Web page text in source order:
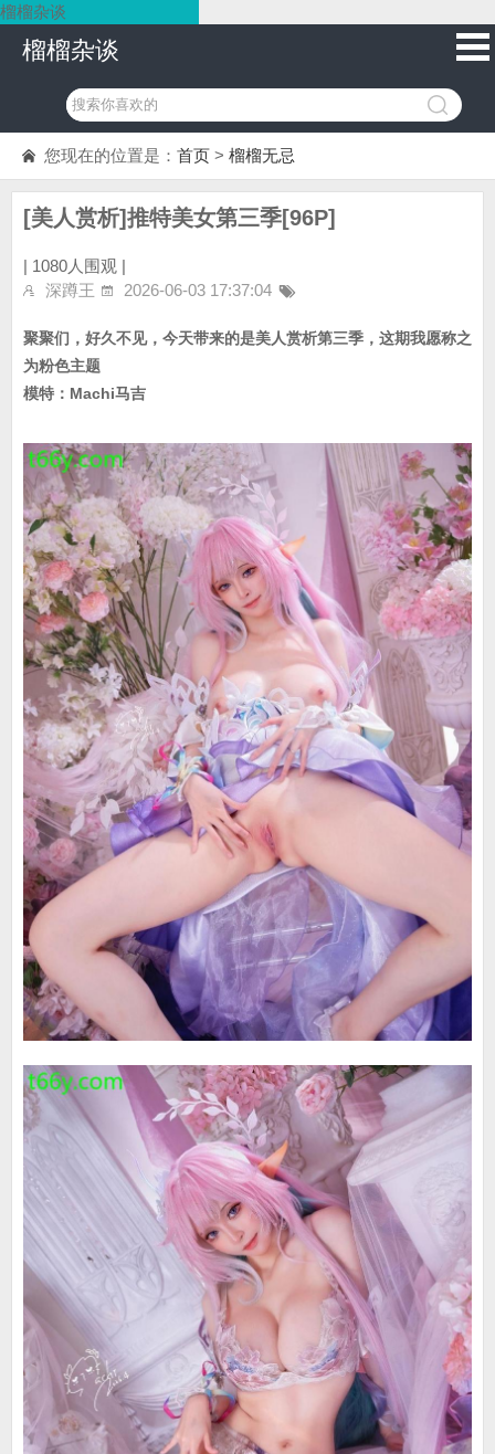
榴榴杂谈
榴榴杂谈
您现在的位置是： 首页 > 榴榴无忌
[美人赏析]推特美女第三季[96P]
| 1080人围观 |
深蹲王
2026-06-03 17:37:04
聚聚们，好久不见，今天带来的是美人赏析第三季，这期我愿称之
为粉色主题
模特：Machi马吉